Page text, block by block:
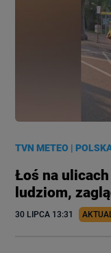
TVN METEO |
Łoś na
ludziom,
30 LIPCA 13:31